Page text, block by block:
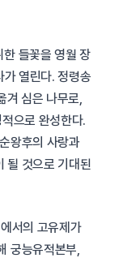
들꽃을 영월 장
열린다. 정령송
겨 심은 나무로,
으로 완성한다.
왕후의 사랑과
될 것으로 기대된
서의 고유제가
궁능유적본부,